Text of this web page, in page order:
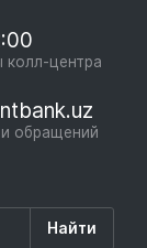
колл-центра
обращений
Найти